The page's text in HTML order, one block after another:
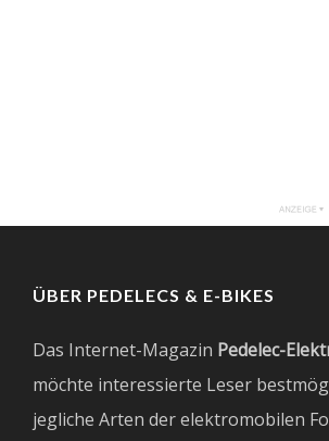
ÜBER PEDELECS & E-BIKES
Das Internet-Magazin Pedelec-
möchte interessierte Leser
jegliche Arten der elektromobilen